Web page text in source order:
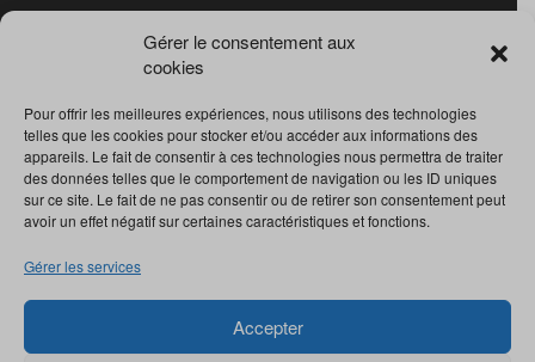
Gérer le consentement aux
cookies
Pour offrir les meilleures expériences, nous utilisons des technologies
telles que les cookies pour stocker et/ou accéder aux informations des
appareils. Le fait de consentir à ces technologies nous permettra de traiter
des données telles que le comportement de navigation ou les ID uniques
sur ce site. Le fait de ne pas consentir ou de retirer son consentement peut
avoir un effet négatif sur certaines caractéristiques et fonctions.
Gérer les services
Accepter